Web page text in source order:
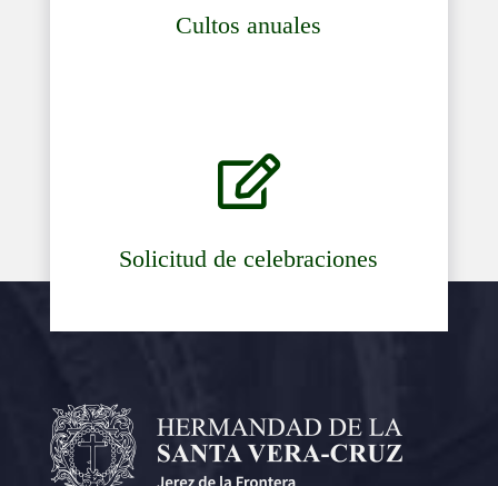
Cultos anuales

Solicitud de celebraciones